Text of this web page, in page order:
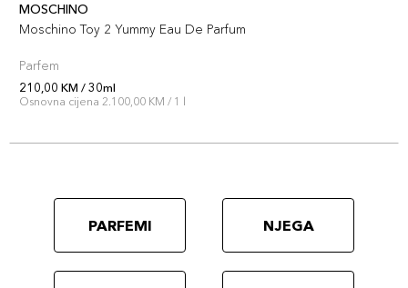
MOSCHINO
Moschino Toy 2 Yummy Eau De Parfum
Parfem
210,00 KM / 30ml
Osnovna cijena 2.100,00 KM / 1 l
PARFEMI NJEGA